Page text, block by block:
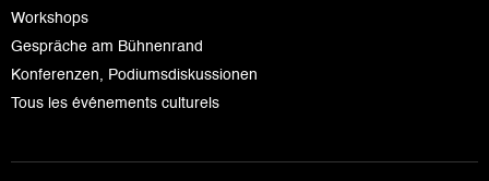
Workshops
Gespräche am Bühnenrand
Konferenzen, Podiumsdiskussionen
Tous les événements culturels